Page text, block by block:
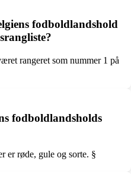
fodboldlandshold
rangeret som nummer 1 på
fodboldlandsholds
er røde, gule og sorte. §